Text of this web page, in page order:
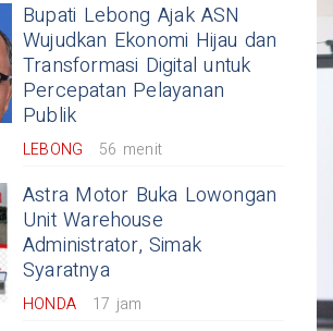
Bupati Lebong Ajak ASN
Wujudkan Ekonomi Hijau dan
Transformasi Digital untuk
Percepatan Pelayanan
Publik
LEBONG 56 menit
Astra Motor Buka Lowongan
Unit Warehouse
Administrator, Simak
Syaratnya
HONDA 17 jam